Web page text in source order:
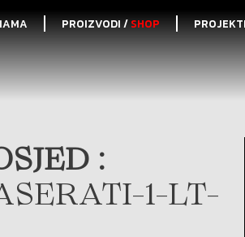
PROIZVODI /SHOP
:
1-LT-